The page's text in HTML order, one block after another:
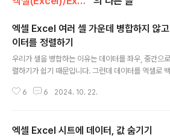
엑셀 Excel 여러 셀 가운데 병합하지 않고
이터를 정렬하기
우리가 셀을 병합하는 이유는 데이터를 좌우, 중간으
렬하기가 쉽기 때문입니다. 그런데 데이터를 엑셀로
대로 안되는 경우가 있습니다. 만약 셀의 병합 때문에
이 가운데 정렬할 수 있도록 기능을 제공하고 있습니다.
6 6 2024. 10. 22.
엑셀 Excel 시트에 데이터, 값 숨기기